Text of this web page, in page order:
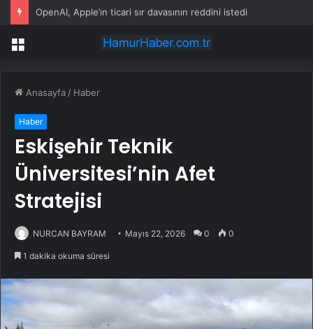
OpenAI, Apple’ın ticari sır davasının reddini istedi
Menü
Anasayfa / Haber
Haber
Eskişehir Teknik
Üniversitesi’nin Afet
Stratejisi
NURCAN BAYRAM Mayıs 22, 2026 0 0
1 dakika okuma süresi